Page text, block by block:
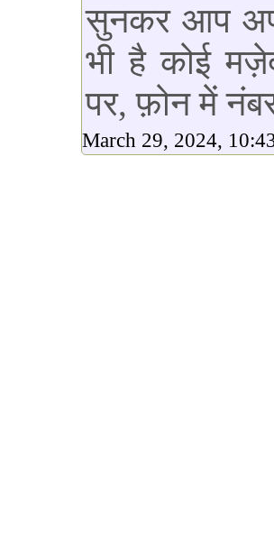
सुनकर आप
भी है कोई
पर, फ़ोन में
March 29, 2024,